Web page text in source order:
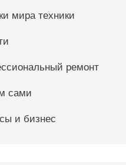
мира техники
ремонт
сами
и бизнес